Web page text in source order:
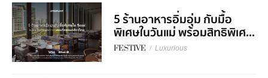
5 ร้านอาหารอิ่มอุ่ม กับมื้อ
พิเศษในวันแม่ พร้อมสิทธิพิเศ...
FESTIVE / Luxurious